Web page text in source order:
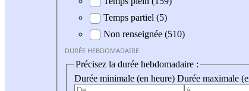
Temps partiel (5)
Non renseignée (510)
DURÉE HEBDOMADAIRE
Précisez la durée hebdomadaire :
Durée minimale (en heure) Durée maximale